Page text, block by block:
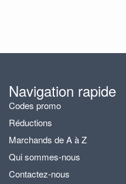
Navigation rapide
Codes promo
Réductions
Marchands de A à Z
Qui sommes-nous
Contactez-nous